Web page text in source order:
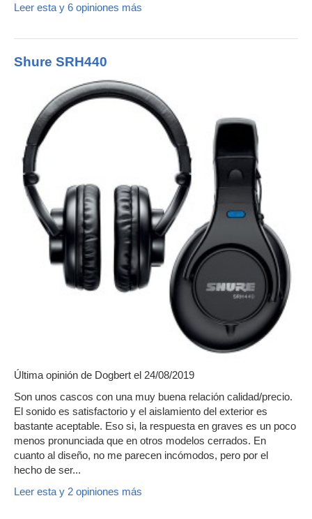
Leer esta y 6 opiniones más
Shure SRH440
Última opinión de Dogbert el 24/08/2019
Son unos cascos con una muy buena relación calidad/precio.
El sonido es satisfactorio y el aislamiento del exterior es
bastante aceptable. Eso si, la respuesta en graves es un poco
menos pronunciada que en otros modelos cerrados. En
cuanto al diseño, no me parecen incómodos, pero por el
hecho de ser...
Leer esta y 2 opiniones más